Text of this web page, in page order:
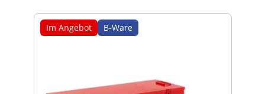
Im Angebot B-Ware